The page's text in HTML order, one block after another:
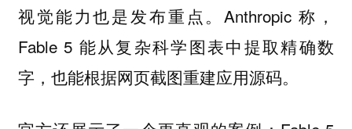
视觉能力也是发布重点。Anthropic 称，
Fable 5 能从复杂科学图表中提取精确数
字，也能根据网页截图重建应用源码。